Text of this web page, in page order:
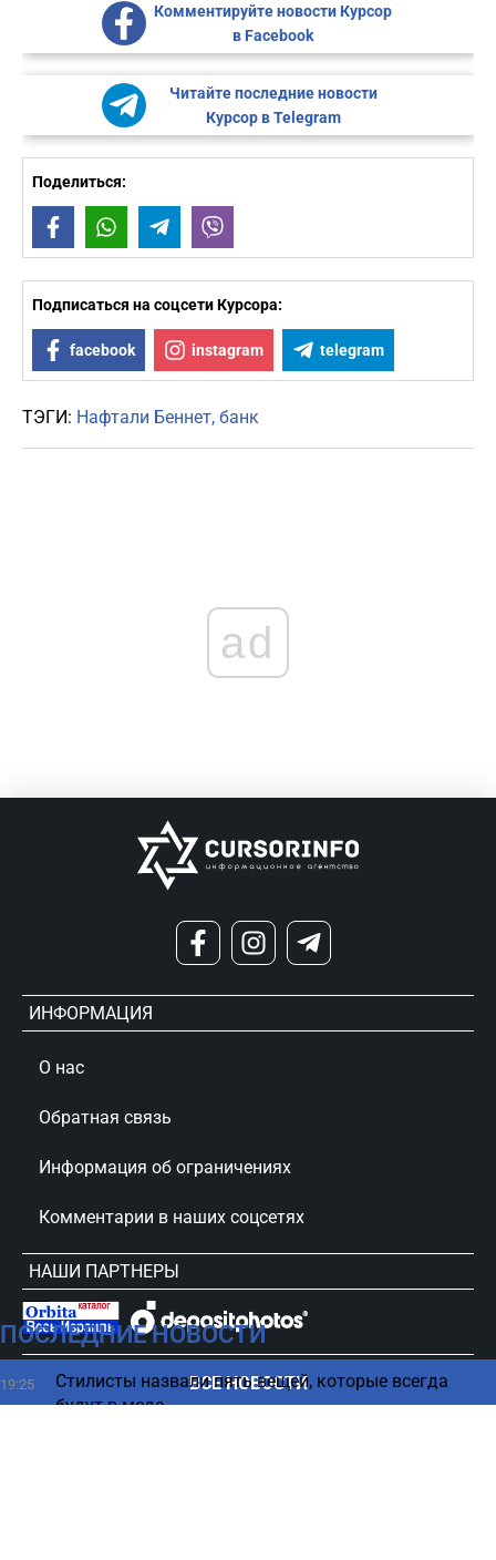
Комментируйте новости Курсор
в Facebook
Читайте последние новости
Курсор в Telegram
Поделиться:
FacebookWhatsAppTelegram
Подписаться на соцсети Курсора:
facebook instagram telegram
ТЭГИ: Нафтали Беннет банк
ПОСЛЕДНИЕ НОВОСТИ
19:25
Стилисты назвали пять вещей, которые всегда
будут в моде
ВСЕ НОВОСТИ
ad
ИНФОРМАЦИЯ
О нас
Обратная связь
Информация об ограничениях
Комментарии в наших соцсетях
НАШИ ПАРТНЕРЫ
сursorinfo.co.il © Все права защищены